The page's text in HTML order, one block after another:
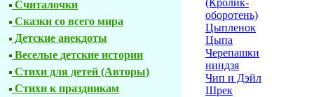
Считалочки
Сказки со всего мира
Детские анекдоты
Веселые детские истории
Стихи для детей (Авторы)
Стихи к праздникам
(Кролик-
оборотень)
Цыпленок
Цыпа
Черепашки
ниндзя
Чип и Дэйл
Шрек